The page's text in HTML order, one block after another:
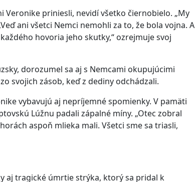
priniesli, nevidí všetko čiernobielo. „My
ani všetci Nemci nemohli za to, že bola vojna. A
hovoria jeho skutky,“ ozrejmuje svoj
dorozumel sa aj s Nemcami okupujúcimi
svojich zásob, keď z dediny odchádzali.
vybavujú aj nepríjemné spomienky. V pamäti
Lúžnu padali zápalné míny. „Otec zobral
aspoň mlieka mali. Všetci sme sa triasli,
aj tragické úmrtie strýka, ktorý sa pridal k